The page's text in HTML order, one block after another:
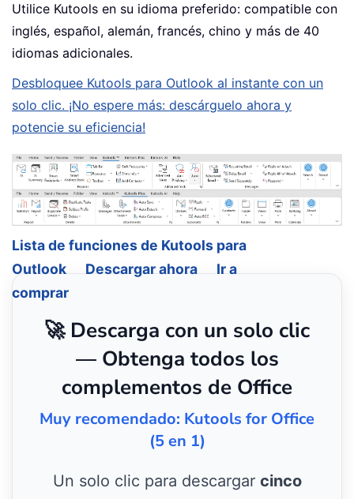
Utilice Kutools en su idioma preferido: compatible con
inglés, español, alemán, francés, chino y más de 40
idiomas adicionales.
Desbloquee Kutools para Outlook al instante con un
solo clic. ¡No espere más: descárguelo ahora y
potencie su eficiencia!
Lista de funciones de Kutools para
Outlook
Descargar ahora
Ir a
comprar
🚀 Descarga con un solo clic
— Obtenga todos los
complementos de Office
Muy recomendado: Kutools for Office
(5 en 1)
Un solo clic para descargar cinco